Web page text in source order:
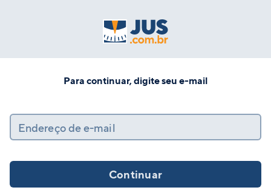
Para continuar, digite seu e-mail
Endereço de e-mail
Continuar